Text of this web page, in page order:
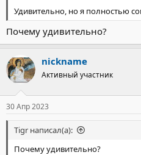
Удивительно, но я полностью
Почему удивительно?
nickname
Активный участник
30 Апр 2023
Tigr написал(а):
Почему удивительно?